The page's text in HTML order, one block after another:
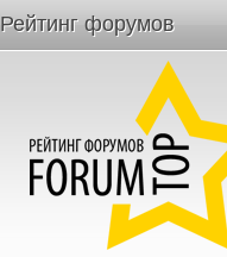
Рейтинг форумов